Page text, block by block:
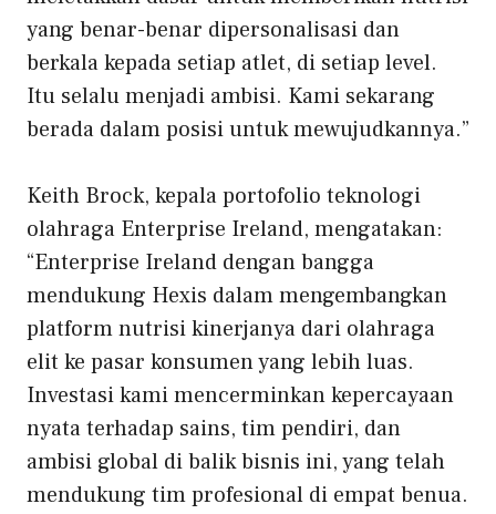
yang benar-benar dipersonalisasi dan
berkala kepada setiap atlet, di setiap level.
Itu selalu menjadi ambisi. Kami sekarang
berada dalam posisi untuk mewujudkannya.”
Keith Brock, kepala portofolio teknologi
olahraga Enterprise Ireland, mengatakan:
“Enterprise Ireland dengan bangga
mendukung Hexis dalam mengembangkan
platform nutrisi kinerjanya dari olahraga
elit ke pasar konsumen yang lebih luas.
Investasi kami mencerminkan kepercayaan
nyata terhadap sains, tim pendiri, dan
ambisi global di balik bisnis ini, yang telah
mendukung tim profesional di empat benua.